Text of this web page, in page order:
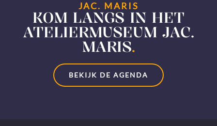
JAC. MARIS
KOM LANGS IN HET
ATELIERMUSEUM JAC.
MARIS.
BEKIJK DE AGENDA